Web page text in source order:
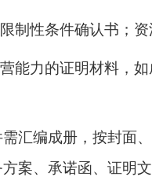
制性条件确认书；
能力的证明材料，
需汇编成册，按封面
案、承诺函、证明